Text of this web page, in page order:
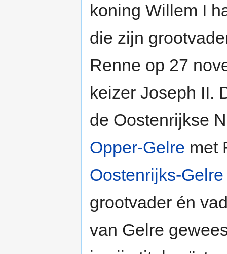
koning Willem I
die zijn
Renne op 27
keizer Joseph II.
de Oostenrijkse
Opper-Gelre met
Oostenrijks-Gelre
grootvader én
van Gelre